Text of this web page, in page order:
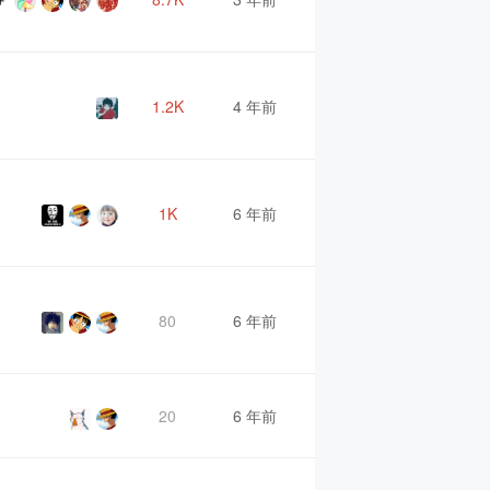
1.2K 4 年前
1K 6 年前
80 6 年前
20 6 年前